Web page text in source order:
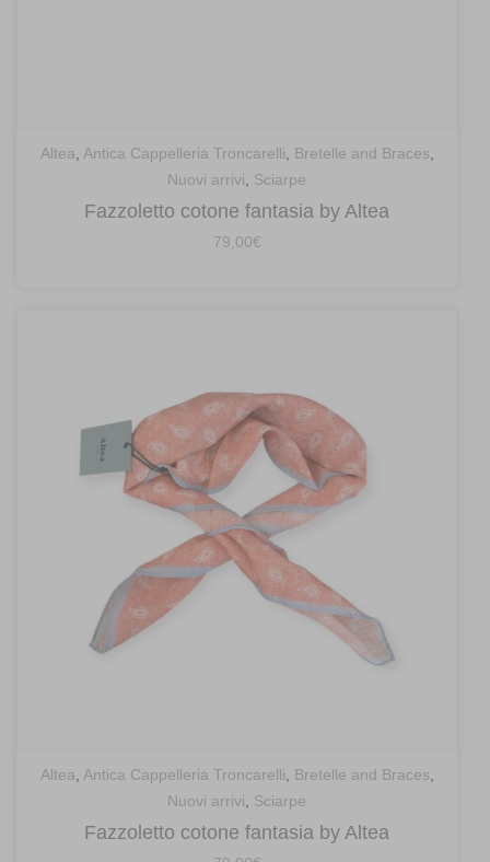
Altea, Antica Cappelleria Troncarelli, Bretelle and Braces,
Nuovi arrivi, Sciarpe
Fazzoletto cotone fantasia by Altea
79,00€
Altea, Antica Cappelleria Troncarelli, Bretelle and Braces,
Nuovi arrivi, Sciarpe
Fazzoletto cotone fantasia by Altea